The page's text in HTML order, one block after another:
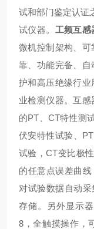
试和部门鉴定认证
试仪器。 工频互感
微机控制架构、
靠、功能完备、
护和高压绝缘行
业检测仪器。互
的PT、CT特性测
伏安特性试验、
试验，CT变比极
的任意点误差曲
对试验数据自动
存储。另外显示
8，全触摸操作，